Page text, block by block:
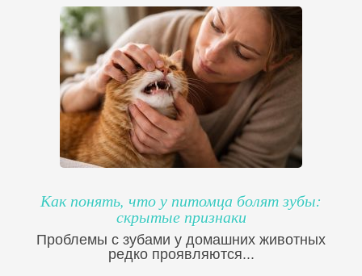
Как понять, что у питомца болят зубы:
скрытые признаки
Проблемы с зубами у домашних животных
редко проявляются...